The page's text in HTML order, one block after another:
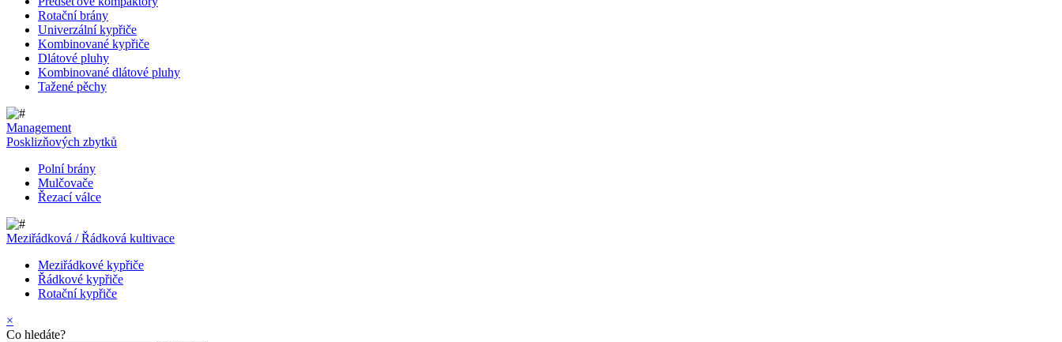
Rotační brány
Univerzální kypřiče
Kombinované kypřiče
Dlátové pluhy
Kombinované dlátové pluhy
Tažené pěchy
Management
Posklizňových zbytků
Polní brány
Mulčovače
Řezací válce
Meziřádková / Řádková kultivace
Meziřádkové kypřiče
Řádkové kypřiče
Rotační kypřiče
×
Co hledáte?